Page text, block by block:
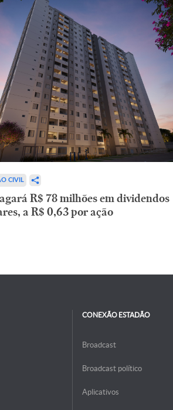
CIVIL
R$ 78 milhões em dividendos
a R$ 0,63 por ação
CONEXÃO ESTADÃO
Broadcast
Broadcast político
Aplicativos